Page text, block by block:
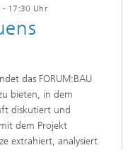
- 17:30 Uhr
das FORUM:BAU
bieten, in dem
diskutiert und
dem Projekt
extrahiert, analysiert